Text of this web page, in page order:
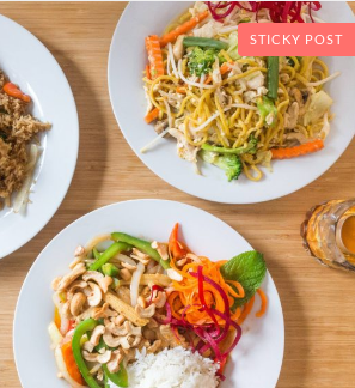
STICKY POST